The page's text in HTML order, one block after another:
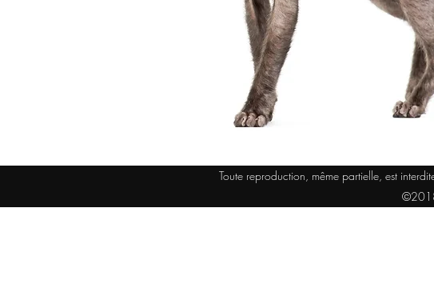
Toute reproduction, même partielle, est